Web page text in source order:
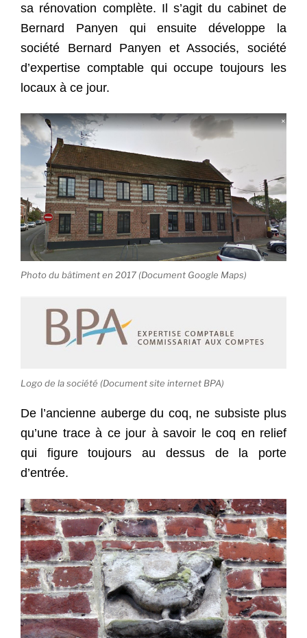
sa rénovation complète. Il s’agit du cabinet de
Bernard Panyen qui ensuite développe la
société Bernard Panyen et Associés, société
d’expertise comptable qui occupe toujours les
locaux à ce jour.
Photo du bâtiment en 2017 (Document Google Maps)
Logo de la société (Document site internet BPA)
De l’ancienne auberge du coq, ne subsiste plus
qu’une trace à ce jour à savoir le coq en relief
qui figure toujours au dessus de la porte
d’entrée.